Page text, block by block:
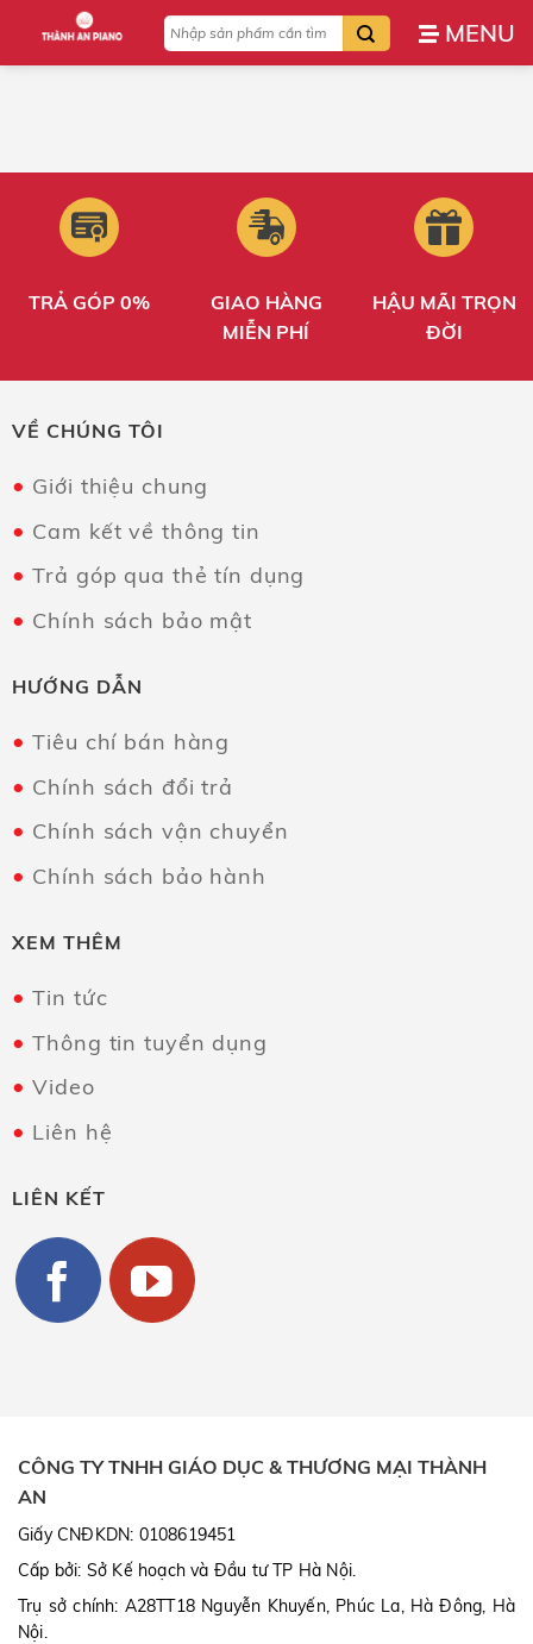
nội
Tìm
kiếm:
TRẢ GÓP 0%
GIAO HÀNG
MIỄN PHÍ
HẬU MÃI TRỌN
ĐỜI
VỀ CHÚNG TÔI
Giới thiệu chung
Cam kết về thông tin
Trả góp qua thẻ tín dụng
Chính sách bảo mật
HƯỚNG DẪN
Tiêu chí bán hàng
Chính sách đổi trả
Chính sách vận chuyển
Chính sách bảo hành
XEM THÊM
Tin tức
Thông tin tuyển dụng
Video
Liên hệ
LIÊN KẾT
CÔNG TY TNHH GIÁO DỤC & THƯƠNG MẠI THÀNH
AN
Giấy CNĐKDN: 0108619451
Cấp bởi: Sở Kế hoạch và Đầu tư TP Hà Nội.
Trụ sở chính: A28TT18 Nguyễn Khuyến, Phúc La, Hà Đông, Hà
Nội.